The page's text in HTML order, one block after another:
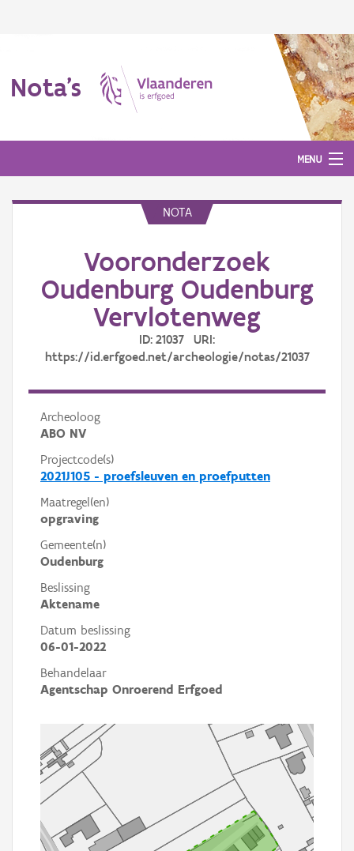
Nota's
MENU
NOTA
Vooronderzoek
Oudenburg Oudenburg
Vervlotenweg
ID: 21037 URI:
https://id.erfgoed.net/archeologie/notas/21037
Archeoloog
ABO NV
Projectcode(s)
2021J105 - proefsleuven en proefputten
Maatregel(en)
opgraving
Gemeente(n)
Oudenburg
Beslissing
Aktename
Datum beslissing
06-01-2022
Behandelaar
Agentschap Onroerend Erfgoed